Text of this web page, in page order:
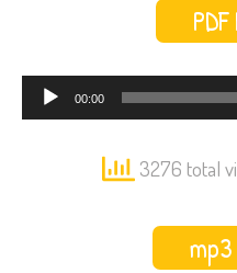
00:00
3276 total